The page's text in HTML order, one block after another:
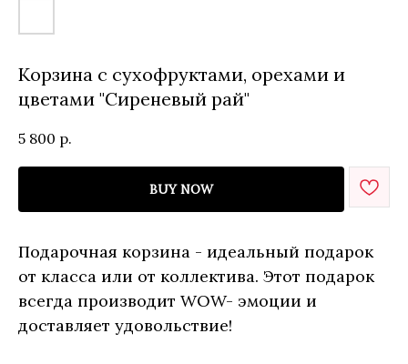
Корзина с сухофруктами, орехами и
цветами "Сиреневый рай"
5 800 р.
BUY NOW
Подарочная корзина - идеальный подарок
от класса или от коллектива. Этот подарок
всегда производит WOW- эмоции и
доставляет удовольствие!